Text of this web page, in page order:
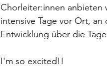
Chorleiter:innen anbieten
intensive Tage vor Ort,
Entwicklung über die
I'm so excited!!